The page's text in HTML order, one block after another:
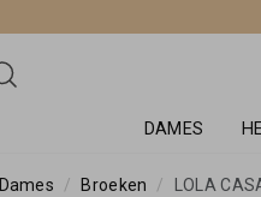
DAMES
Dames Broeken LOLA